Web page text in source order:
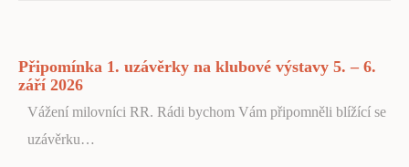
Připomínka 1. uzávěrky na klubové výstavy 5. – 6.
září 2026
Vážení milovníci RR. Rádi bychom Vám připomněli blížící se
uzávěrku…